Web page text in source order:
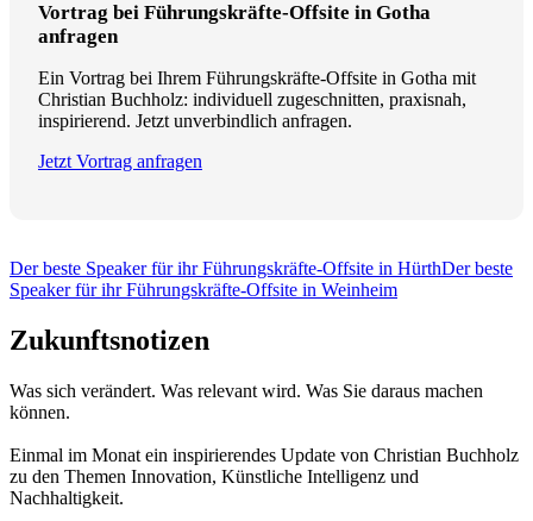
Vortrag bei Führungskräfte-Offsite in Gotha
anfragen
Ein Vortrag bei Ihrem Führungskräfte-Offsite in Gotha mit
Christian Buchholz: individuell zugeschnitten, praxisnah,
inspirierend. Jetzt unverbindlich anfragen.
Jetzt Vortrag anfragen
Der beste Speaker für ihr Führungskräfte-Offsite in HürthDer beste
Speaker für ihr Führungskräfte-Offsite in Weinheim
Zukunftsnotizen
Was sich verändert. Was relevant wird. Was Sie daraus machen
können.
Einmal im Monat ein inspirierendes Update von Christian Buchholz
zu den Themen Innovation, Künstliche Intelligenz und
Nachhaltigkeit.